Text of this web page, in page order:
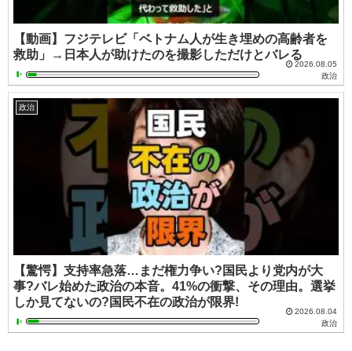
【動画】フジテレビ「ベトナム人が生き埋めの高齢者を
救助」→日本人が助けたのを撮影しただけとバレる
2026.08.05
政治
政治
【驚愕】支持率急落…まだ権力争い?国民より党内が大
事?バレ始めた政治の本音。41%の衝撃、その理由。選挙
しか見てないの?国民不在の政治が限界!
2026.08.04
政治